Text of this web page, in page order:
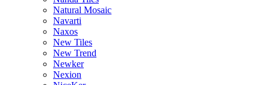
Natural Mosaic
Navarti
Naxos
New Tiles
New Trend
Newker
Nexion